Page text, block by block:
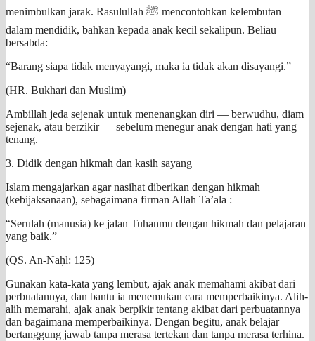
menimbulkan jarak. Rasulullah ﷺ mencontohkan kelembutan
dalam mendidik, bahkan kepada anak kecil sekalipun. Beliau
bersabda:
“Barang siapa tidak menyayangi, maka ia tidak akan disayangi.”
(HR. Bukhari dan Muslim)
Ambillah jeda sejenak untuk menenangkan diri — berwudhu, diam
sejenak, atau berzikir — sebelum menegur anak dengan hati yang
tenang.
3. Didik dengan hikmah dan kasih sayang
Islam mengajarkan agar nasihat diberikan dengan hikmah
(kebijaksanaan), sebagaimana firman Allah Ta’ala :
“Serulah (manusia) ke jalan Tuhanmu dengan hikmah dan pelajaran
yang baik.”
(QS. An-Naḥl: 125)
Gunakan kata-kata yang lembut, ajak anak memahami akibat dari
perbuatannya, dan bantu ia menemukan cara memperbaikinya. Alih-
alih memarahi, ajak anak berpikir tentang akibat dari perbuatannya
dan bagaimana memperbaikinya. Dengan begitu, anak belajar
bertanggung jawab tanpa merasa tertekan dan tanpa merasa terhina.